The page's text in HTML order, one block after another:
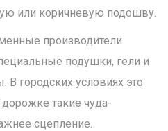
или коричневую подошву.
производители
подушки, гели и
городских условиях это
такие чуда-
сцепление.